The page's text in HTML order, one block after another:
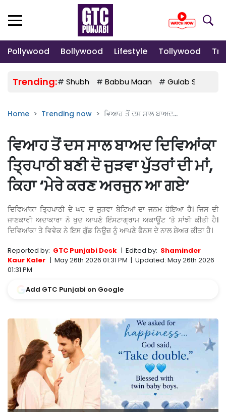
Pollywood Bollywood Lifestyle Tollywood
Trending:# Shubh # Babbu Maan # Gulab Sidhu
Home Trending now ਵਿਆਹ ਤੋਂ ਦਸ ਸਾਲ ਬਾਅਦ...
ਵਿਆਹ ਤੋਂ ਦਸ ਸਾਲ ਬਾਅਦ ਦਿਵਿਆਂਕਾ
ਤ੍ਰਿਪਾਠੀ ਬਣੀ ਦੋ ਜੁੜਵਾ ਪੁੱਤਰਾਂ ਦੀ ਮਾਂ,
ਕਿਹਾ ‘ਮੇਰੇ ਕਰਣ ਅਰਜੁਨ ਆ ਗਏ’
ਦਿਵਿਆਂਕਾ ਤ੍ਰਿਪਾਠੀ ਦੇ ਘਰ ਦੋ ਜੁੜਵਾ ਬੇਟਿਆਂ ਦਾ ਜਨਮ ਹੋਇਆ ਹੈ। ਜਿਸ ਦੀ
ਜਾਣਕਾਰੀ ਅਦਾਕਾਰਾ ਨੇ ਖੁਦ ਆਪਣੇ ਇੰਸਟਾਗ੍ਰਾਮ ਅਕਾਊਂਟ ‘ਤੇ ਸਾਂਝੀ ਕੀਤੀ ਹੈ।
ਦਿਵਿਆਂਕਾ ਤੇ ਵਿਵੇਕ ਨੇ ਇਸ ਗੁੱਡ ਨਿਊਜ਼ ਨੂੰ ਆਪਣੇ ਫੈਨਸ ਦੇ ਨਾਲ ਸ਼ੇਅਰ ਕੀਤਾ ਹੈ।
Reported by: GTC Punjabi Desk | Edited by: Shaminder
Kaur Kaler | May 26th 2026 01:31 PM | Updated: May 26th 2026
01:31 PM
Add GTC Punjabi on Google